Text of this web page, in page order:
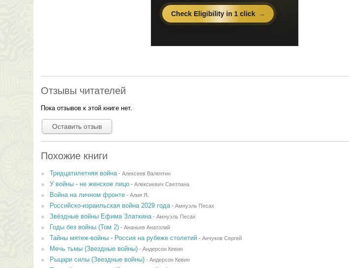
Отзывы читателей
Пока отзывов к этой книге нет.
Оставить отзыв
Похожие книги
Тридцатилетняя война- Алексеев Валентин
У войны - не женское лицо- Алексиевич Светлана
Война на личном фронте- Алия Я.
Российско-израильская война 2029 года- Амнуэль Песах
Звёздные войны Ефима Златкина- Амнуэль Песах
Годы без войны (Том 2)- Ананьев Анатолий
Тайны мятеж-войны - Россия на рубеже столетий- Анчуков Сергей
Мечь тьмы (Звездные войны)- Андерсон Кевин
Рыцари силы (Звездные войны)- Андерсон Кевин